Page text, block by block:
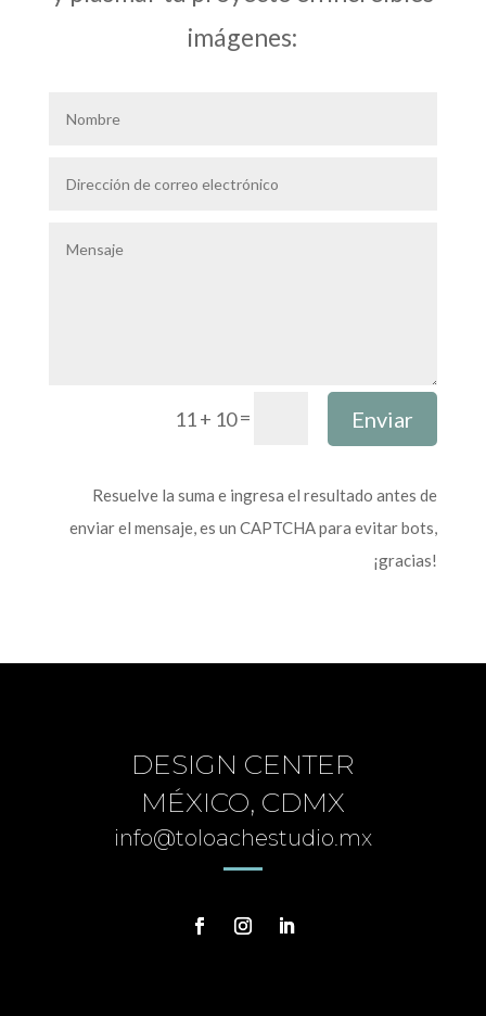
imágenes:
11 + 10= Enviar
Resuelve la suma e ingresa el resultado antes de
enviar el mensaje, es un CAPTCHA para evitar bots,
¡gracias!
DESIGN CENTER
MÉXICO, CDMX
info@toloachestudio.mx